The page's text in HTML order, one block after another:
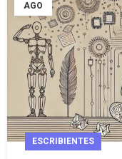
AGO
ESCRIBIENTES